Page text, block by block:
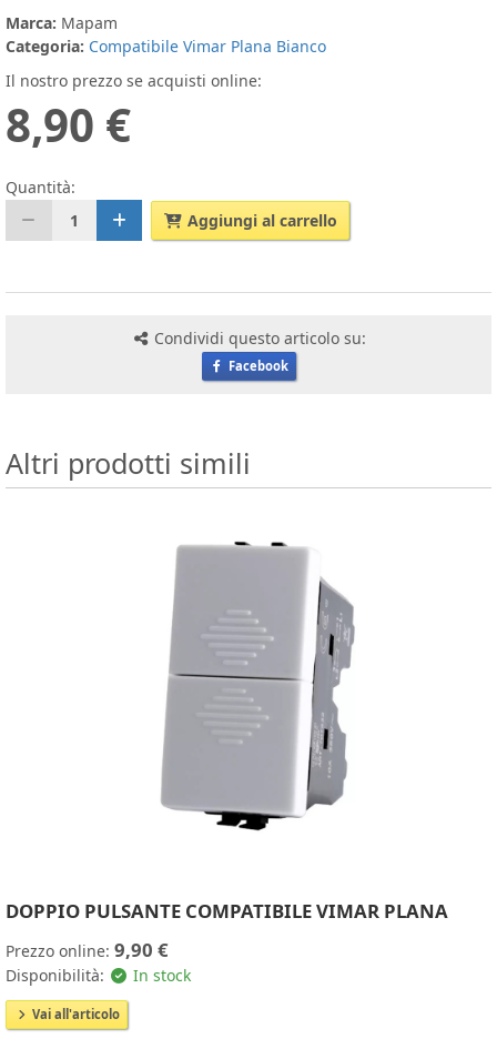
Marca: Mapam
Categoria: Compatibile Vimar Plana Bianco
Il nostro prezzo se acquisti online:
8,90 €
Quantità:
1
Aggiungi al carrello
Condividi questo articolo su:
Facebook
Altri prodotti simili
DOPPIO PULSANTE COMPATIBILE VIMAR PLANA
Prezzo online: 9,90 €
Disponibilità: In stock
Vai all'articolo